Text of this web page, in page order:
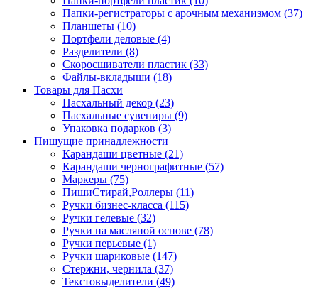
Папки-регистраторы с арочным механизмом (37)
Планшеты (10)
Портфели деловые (4)
Разделители (8)
Скоросшиватели пластик (33)
Файлы-вкладыши (18)
Товары для Пасхи
Пасхальный декор (23)
Пасхальные сувениры (9)
Упаковка подарков (3)
Пишущие принадлежности
Карандаши цветные (21)
Карандаши чернографитные (57)
Маркеры (75)
ПишиСтирай,Роллеры (11)
Ручки бизнес-класса (115)
Ручки гелевые (32)
Ручки на масляной основе (78)
Ручки перьевые (1)
Ручки шариковые (147)
Стержни, чернила (37)
Текстовыделители (49)